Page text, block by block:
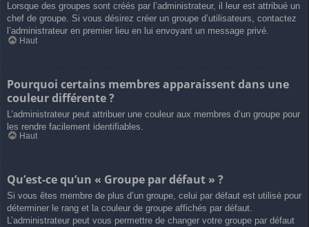
Lorsque des groupes sont créés par l’administrateur, il leur est attribué un
chef de groupe. Si vous désirez créer un groupe d’utilisateurs, contactez
l’administrateur en premier lieu en lui envoyant un message privé.
Haut
Pourquoi certains membres apparaissent dans une
couleur différente ?
L’administrateur peut attribuer une couleur aux membres d’un groupe pour
les rendre facilement identifiables.
Haut
Qu’est-ce qu’un « Groupe par défaut » ?
Si vous êtes membre de plus d’un groupe, celui par défaut est utilisé pour
déterminer le rang et la couleur de groupe affichés par défaut.
L’administrateur peut vous permettre de changer votre groupe par défaut